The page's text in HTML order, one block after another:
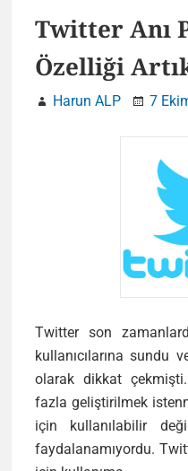
Twitter Anı
Özelliği
Harun ALP 7
Twitter son
kullanıcılarına sundu
olarak dikkat
fazla geliştirilmek
için kullanılabilir
faydalanamıyordu.